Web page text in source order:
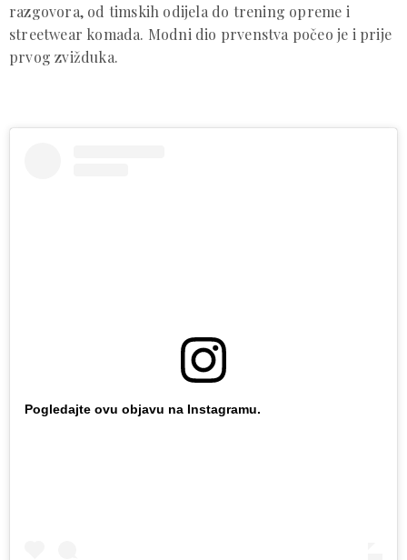
razgovora, od timskih odijela do trening opreme i
streetwear komada. Modni dio prvenstva počeo je i prije
prvog zvižduka.
Pogledajte ovu objavu na Instagramu.